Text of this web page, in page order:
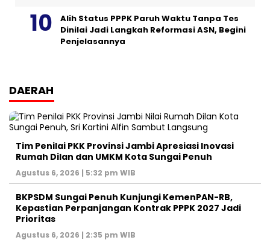
Alih Status PPPK Paruh Waktu Tanpa Tes
Dinilai Jadi Langkah Reformasi ASN, Begini
Penjelasannya
DAERAH
Tim Penilai PKK Provinsi Jambi Apresiasi Inovasi
Rumah Dilan dan UMKM Kota Sungai Penuh
Agustus 6, 2026 | 5:32 pm WIB
BKPSDM Sungai Penuh Kunjungi KemenPAN-RB,
Kepastian Perpanjangan Kontrak PPPK 2027 Jadi
Prioritas
Agustus 6, 2026 | 2:35 pm WIB